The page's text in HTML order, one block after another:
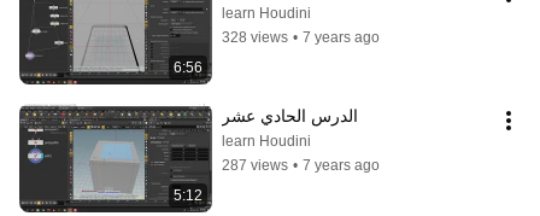
6:56
learn Houdini
328 views • 7 years ago
5:12
الدرس الحادي عشر
learn Houdini
287 views • 7 years ago